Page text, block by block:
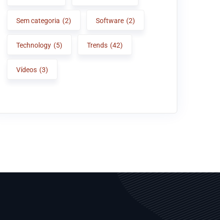
Sem categoria (2) Software (2)
Technology (5) Trends (42)
Vídeos (3)